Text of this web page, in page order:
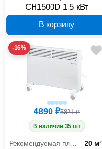
CH1500D 1.5 кВт
В корзину
-16%
4890 ₽5821 ₽
В наличии 35 шт
Рекомендуемая площадь
20 м²